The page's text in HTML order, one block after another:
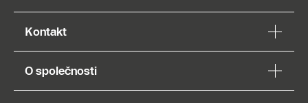
Kontakt
O společnosti